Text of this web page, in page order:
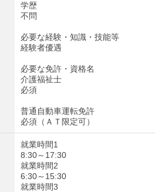
学歴
不問
必要な経験・知識・技能等
経験者優遇
必要な免許・資格名
介護福祉士
必須
普通自動車運転免許
必須（ＡＴ限定可）
就業時間1
8:30～17:30
就業時間2
6:30～15:30
就業時間3